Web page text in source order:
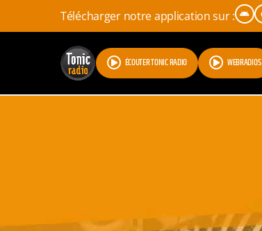
Télécharger notre application sur :
ÉCOUTER TONIC RADIO WEBRADIOS